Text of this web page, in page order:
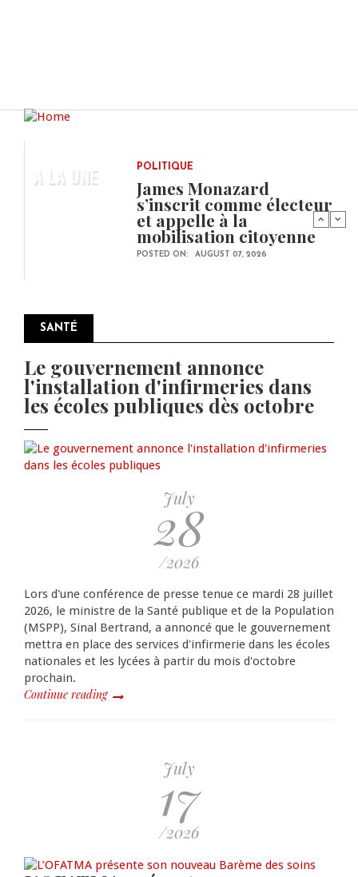
A LA UNE POLITIQUE
James Monazard
s’inscrit comme électeur
et appelle à la
mobilisation citoyenne
POSTED ON: AUGUST 07, 2026
SANTÉ
Le gouvernement annonce
l'installation d'infirmeries dans
les écoles publiques dès octobre
July
28
/2026
Lors d'une conférence de presse tenue ce mardi 28 juillet
2026, le ministre de la Santé publique et de la Population
(MSPP), Sinal Bertrand, a annoncé que le gouvernement
mettra en place des services d'infirmerie dans les écoles
nationales et les lycées à partir du mois d'octobre
prochain.
Continue reading
July
17
/2026
Pagination